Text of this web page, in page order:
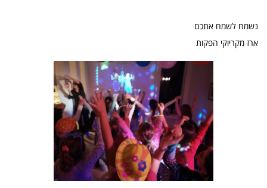
נשמח לשמח אתכם
ארז מקריוקי הפקות